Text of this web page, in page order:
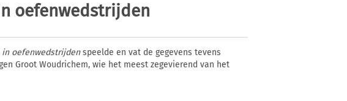
oefenwedstrijden
in oefenwedstrijdenspeelde en vat de gegevens tevens
Groot Woudrichem, wie het meest zegevierend van het